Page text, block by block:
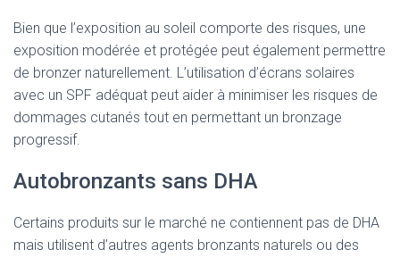
Bien que l’exposition au soleil comporte des risques, une
exposition modérée et protégée peut également permettre
de bronzer naturellement. L’utilisation d’écrans solaires
avec un SPF adéquat peut aider à minimiser les risques de
dommages cutanés tout en permettant un bronzage
progressif.
Autobronzants sans DHA
Certains produits sur le marché ne contiennent pas de DHA
mais utilisent d’autres agents bronzants naturels ou des